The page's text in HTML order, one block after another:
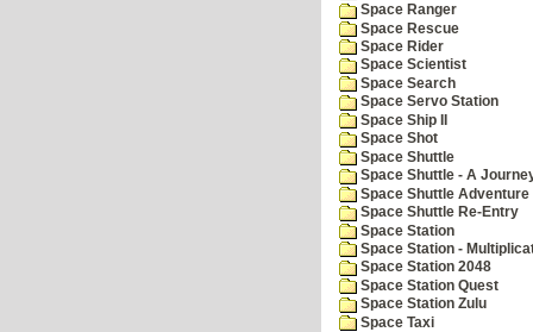
Space Ranger
Space Rescue
Space Rider
Space Scientist
Space Search
Space Servo Station
Space Ship II
Space Shot
Space Shuttle
Space Shuttle - A
Space Shuttle Adventure
Space Shuttle Re-Entry
Space Station
Space Station -
Space Station 2048
Space Station Quest
Space Station Zulu
Space Taxi